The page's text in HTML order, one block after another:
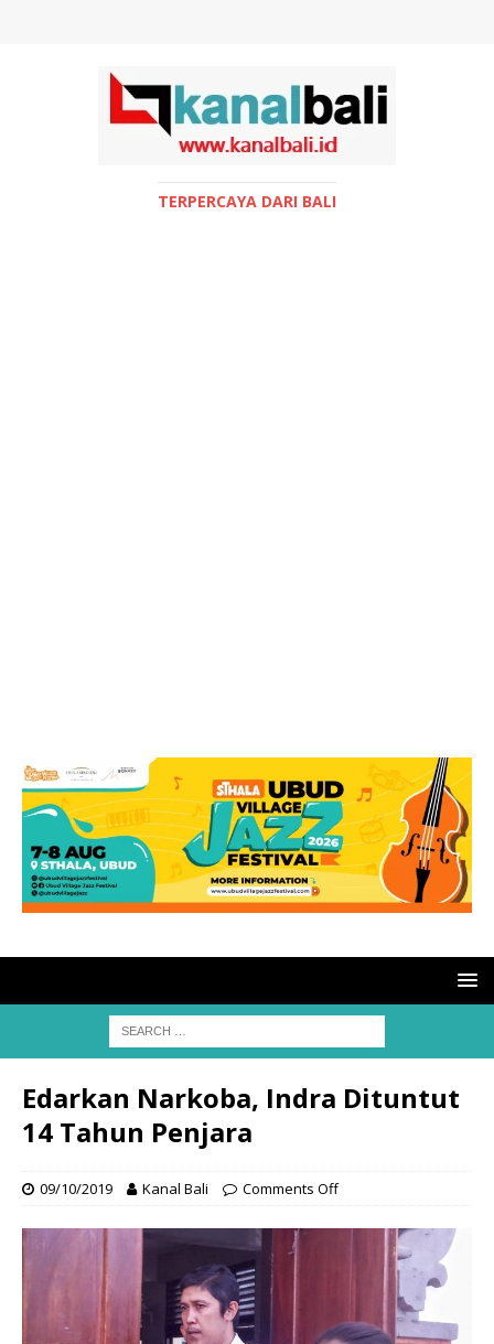
TERPERCAYA DARI BALI
Edarkan Narkoba, Indra Dituntut
14 Tahun Penjara
09/10/2019 Kanal Bali Comments Off